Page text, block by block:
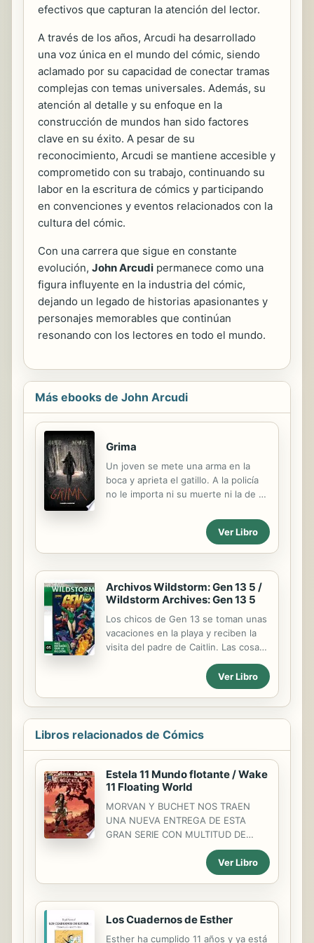
efectivos que capturan la atención del lector.
A través de los años, Arcudi ha desarrollado
una voz única en el mundo del cómic, siendo
aclamado por su capacidad de conectar tramas
complejas con temas universales. Además, su
atención al detalle y su enfoque en la
construcción de mundos han sido factores
clave en su éxito. A pesar de su
reconocimiento, Arcudi se mantiene accesible y
comprometido con su trabajo, continuando su
labor en la escritura de cómics y participando
en convenciones y eventos relacionados con la
cultura del cómic.
Con una carrera que sigue en constante
evolución, John Arcudi permanece como una
figura influyente en la industria del cómic,
dejando un legado de historias apasionantes y
personajes memorables que continúan
resonando con los lectores en todo el mundo.
Más ebooks de John Arcudi
Grima
Un joven se mete una arma en la
boca y aprieta el gatillo. A la policía
no le importa ni su muerte ni la de su
madre torturada busca ayuda en un
antiguo amor que ejerce como
faciales a partir de una edad
avanzada. ¿Se interpondrá su
extraña apariencia a la hora de
resolver el doble suicidio? La crítica
dice: Gran historia de misterio similar
a las películas espeluznantes de
antaño. Es inteligente, original y llena
de sorpresas. La he devorado. Más,
por favor....
Ver Libro
Archivos Wildstorm: Gen 13 5 /
Wildstorm Archives: Gen 13 5
Los chicos de Gen 13 se toman unas
vacaciones en la playa y reciben la
visita del padre de Caitlin. Las cosas
Baiul y un misterioso villanoVer Libro
Libros relacionados de Cómics
Estela 11 Mundo flotante / Wake
11 Floating World
MORVAN Y BUCHET NOS TRAEN
UNA NUEVA ENTREGA DE ESTA
GRAN SERIE CON MULTITUD DE
PREMIOS EN SU HABER. Ahora que
Navis ya no trabaja para la
constituyente, sobrevive gracias a
Pero tiene una oportunidad para
recuperarse con una misión: bajar a
Ver Libro
Los Cuadernos de Esther
Esther ha cumplido 11 años y ya está